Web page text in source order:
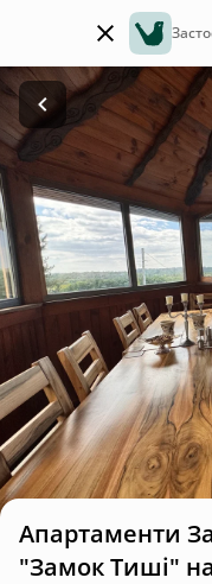
Апартаменти
"Замок Тиші" на